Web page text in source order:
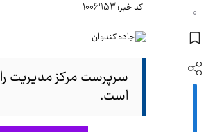
0 کد خبر: 1006953
سرپرست مرکز مدیریت
است.